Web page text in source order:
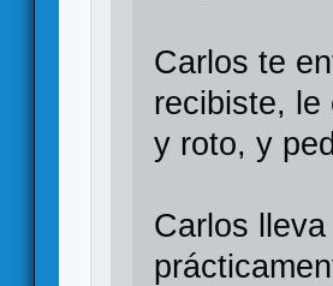
Carlos te
recibiste, le
y roto, y
Carlos